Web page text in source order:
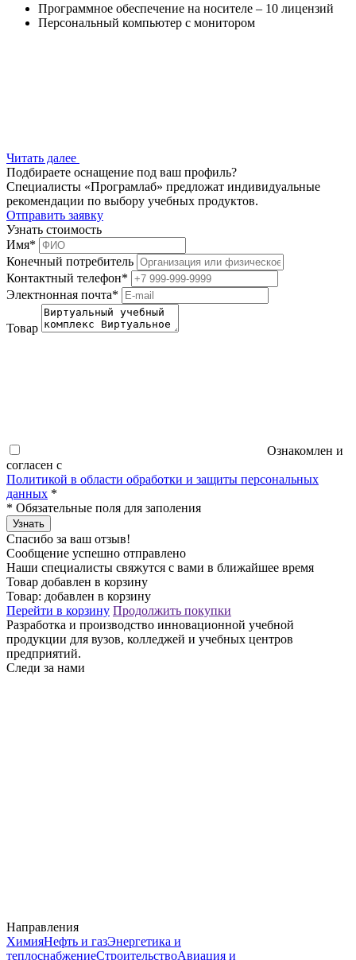
Программное обеспечение на носителе – 10 лицензий
Персональный компьютер с монитором
Читать далее
Подбираете оснащение под ваш профиль?
Специалисты «Програмлаб» предложат индивидуальные
рекомендации по выбору учебных продуктов.
Отправить заявку
Узнать стоимость
Имя*
Конечный потребитель
Контактный телефон*
Электнонная почта*
Товар
Ознакомлен и
согласен с
Политикой в области обработки и защиты персональных
данных *
* Обязательные поля для заполения
Узнать
Спасибо за ваш отзыв!
Сообщение успешно отправлено
Наши специалисты свяжутся с вами в ближайшее время
Товар добавлен в корзину
Товар: добавлен в корзину
Перейти в корзину Продолжить покупки
Разработка и производство инновационной учебной
продукции для вузов, колледжей и учебных центров
предприятий.
Следи за нами
Направления
ХимияНефть и газЭнергетика и
теплоснабжениеСтроительствоАвиация и